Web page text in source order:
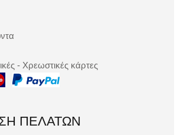
- Χρεωστικές κάρτες
ΠΕΛΑΤΏΝ